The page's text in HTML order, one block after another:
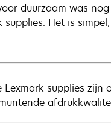
duurzaam was
supplies. Het is
Lexmark supplies zijn